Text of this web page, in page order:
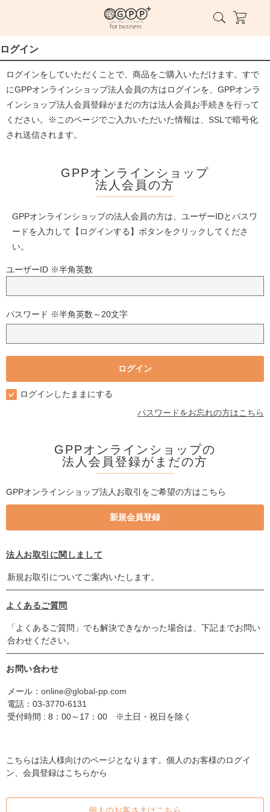
ログイン
ログインをしていただくことで、商品をご購入いただけます。すで
にGPPオンラインショップ法人会員の方はログインを、GPPオンラ
インショップ法人会員登録がまだの方は法人会員お手続きを行って
ください。※このページでご入力いただいた情報は、SSLで暗号化
され送信されます。
GPPオンラインショップ
法人会員の方
GPPオンラインショップの法人会員の方は、ユーザーIDとパスワ
ードを入力して【ログインする】ボタンをクリックしてくださ
い。
ユーザーID ※半角英数
パスワード ※半角英数～20文字
ログインしたままにする
パスワードをお忘れの方はこちら
GPPオンラインショップの
法人会員登録がまだの方
GPPオンラインショップ法人お取引をご希望の方はこちら
法人お取引に関しまして
新規お取引についてご案内いたします。
よくあるご質問
「よくあるご質問」でも解決できなかった場合は、下記までお問い
合わせください。
お問い合わせ
メール： online@global-pp.com
電話： 03-3770-6131
受付時間 : 8：00～17：00 ※土日・祝日を除く
こちらは法人様向けのページとなります。個人のお客様のログイ
ン、会員登録はこちらから